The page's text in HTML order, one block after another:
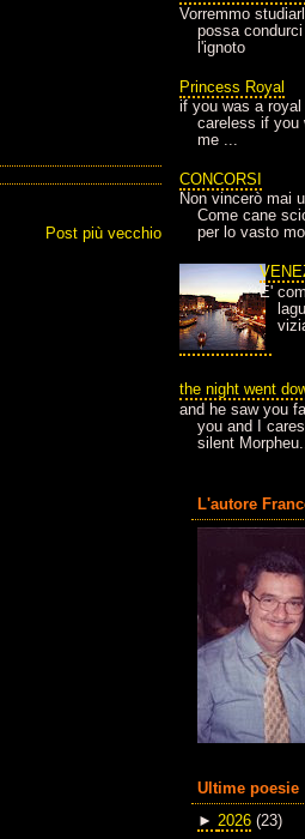
Post più vecchio
Vorremmo
possa
l'ignoto
Princess Royal
if you was a
careless if you
me ...
CONCORSI
Non vincerò mai
Come cane
per lo vasto
E'
the night went
and he saw you
you and I
silent
L'autore
Ultime poesie
► 2026 (23)